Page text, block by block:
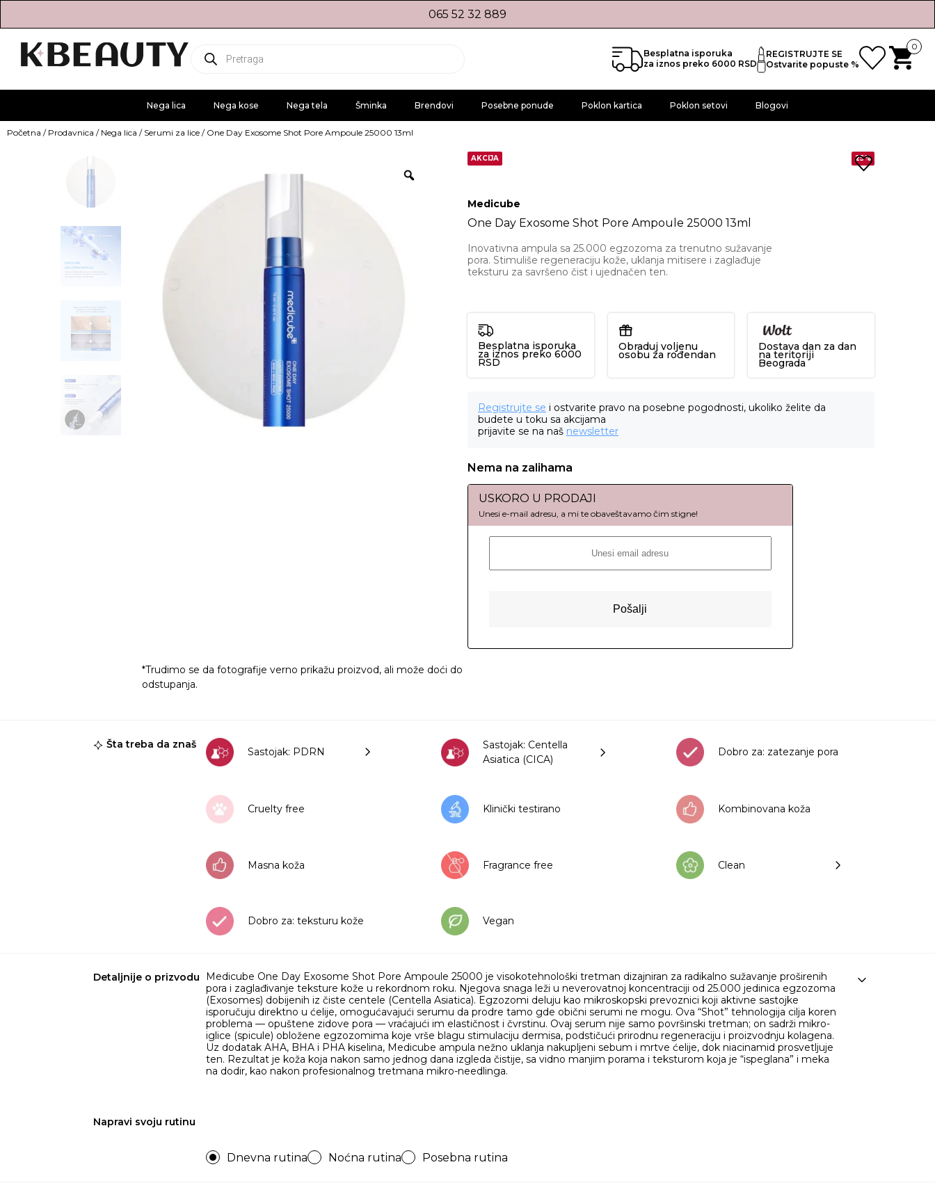
065 52 32 889
Products
search
Besplatna isporuka
za iznos preko 6000 RSD
REGISTRUJTE SE
Ostvarite popuste %
0
Nega lica Nega kose Nega tela Šminka Brendovi Posebne ponude Poklon kartica Poklon setovi Blogovi
Početna / Prodavnica / Nega lica / Serumi za lice / One Day Exosome Shot Pore Ampoule 25000 13ml
AKCIJA 25%
Medicube
One Day Exosome Shot Pore Ampoule 25000 13ml
Inovativna ampula sa 25.000 egzozoma za trenutno sužavanje
pora. Stimuliše regeneraciju kože, uklanja mitisere i zaglađuje
teksturu za savršeno čist i ujednačen ten.
Besplatna isporuka
za iznos preko 6000
RSD
Obraduj voljenu
osobu za rođendan
Dostava dan za dan
na teritoriji
Beograda
Registrujte se i ostvarite pravo na posebne pogodnosti, ukoliko želite da
budete u toku sa akcijama
prijavite se na naš newsletter
Nema na zalihama
USKORO U PRODAJI
*Trudimo se da fotografije verno prikažu proizvod, ali može doći do
odstupanja.
Šta treba da znaš
Sastojak: PDRN
Sastojak: Centella
Asiatica (CICA)
Dobro za: zatezanje pora
Cruelty free Klinički testirano Kombinovana koža
Masna koža Fragrance free Clean
Dobro za: teksturu kože Vegan
Detaljnije o prizvodu
Medicube One Day Exosome Shot Pore Ampoule 25000 je visokotehnološki tretman dizajniran za radikalno sužavanje proširenih
pora i zaglađivanje teksture kože u rekordnom roku. Njegova snaga leži u neverovatnoj koncentraciji od 25.000 jedinica egzozoma
(Exosomes) dobijenih iz čiste centele (Centella Asiatica). Egzozomi deluju kao mikroskopski prevoznici koji aktivne sastojke
isporučuju direktno u ćelije, omogućavajući serumu da prodre tamo gde obični serumi ne mogu. Ova “Shot” tehnologija cilja koren
problema — opuštene zidove pora — vraćajući im elastičnost i čvrstinu. Ovaj serum nije samo površinski tretman; on sadrži mikro-
iglice (spicule) obložene egzozomima koje vrše blagu stimulaciju dermisa, podstičući prirodnu regeneraciju i proizvodnju kolagena.
Uz dodatak AHA, BHA i PHA kiselina, Medicube ampula nežno uklanja nakupljeni sebum i mrtve ćelije, dok niacinamid prosvetljuje
ten. Rezultat je koža koja nakon samo jednog dana izgleda čistije, sa vidno manjim porama i teksturom koja je “ispeglana” i meka
na dodir, kao nakon profesionalnog tretmana mikro-needlinga.
Napravi svoju rutinu
Dnevna rutina Noćna rutina Posebna rutina